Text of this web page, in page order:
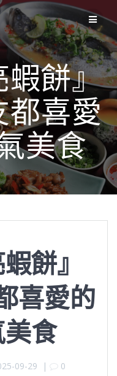
蝦餅』
都喜愛
美食
餅』
喜愛的
食
09-29 | 0